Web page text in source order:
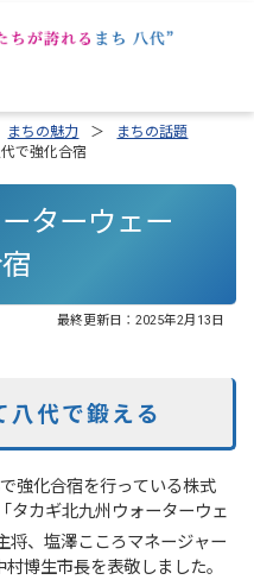
まちの魅力
まちの話題
で強化合宿
ターウェー
最終更新日： 2025年2月13日
八代で鍛える
強化合宿を行っている株式
タカギ北九州ウォーターウェ
将、塩澤こころマネージャー
博生市長を表敬しました。